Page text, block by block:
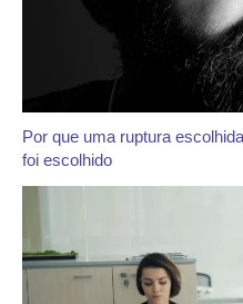
Por que uma ruptura
foi escolhido